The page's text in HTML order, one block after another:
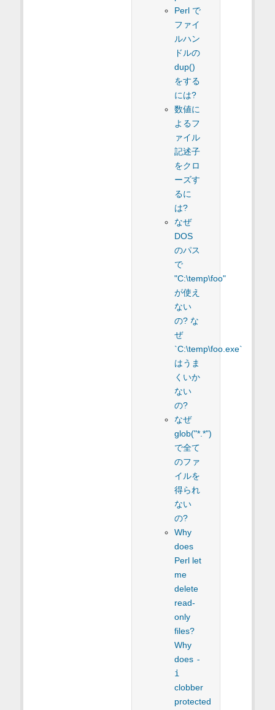
Perl で
ファイ
ルハン
ドルの
dup()
をする
には?
数値に
よるフ
ァイル
記述子
をクロ
ーズす
るに
は?
なぜ
DOS
のパス
で
"C:\temp\foo"
が使え
ない
の? な
ぜ
`C:\temp\foo.exe`
はうま
くいか
ない
の?
なぜ
glob("*.*")
で全て
のファ
イルを
得られ
ない
の?
Why
does
Perl let
me
delete
read-
only
files?
Why
does -
i
clobber
protected